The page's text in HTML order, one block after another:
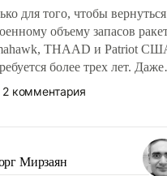
для того, чтобы
объему запасов
THAAD и Patriot
более трех лет. Даже
война с Ираном
американские
США, например,
2 комментария
Мирзаян